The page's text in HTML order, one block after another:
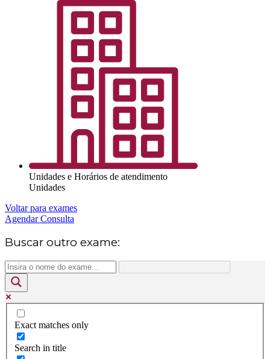
Unidades e Horários de atendimento
Unidades
Voltar para exames
Agendar Consulta
Buscar outro exame:
Exact matches only
Search in title